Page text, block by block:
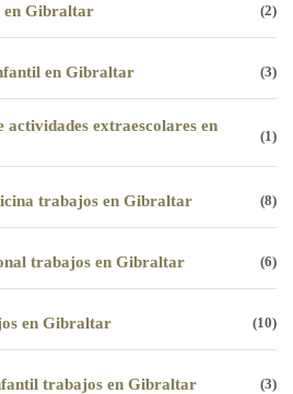
en Gibraltar (2)
en Gibraltar (3)
extraescolares en
(1)
trabajos en Gibraltar (8)
trabajos en Gibraltar (6)
en Gibraltar (10)
trabajos en Gibraltar (3)